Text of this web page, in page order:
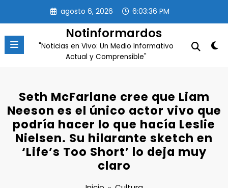
contenido
agosto 6, 2026 6:03:36 PM
Notinformardos
"Noticias en Vivo: Un Medio Informativo
Actual y Comprensible"
Seth McFarlane cree que Liam
Neeson es el único actor vivo que
podría hacer lo que hacía Leslie
Nielsen. Su hilarante sketch en
‘Life’s Too Short’ lo deja muy
claro